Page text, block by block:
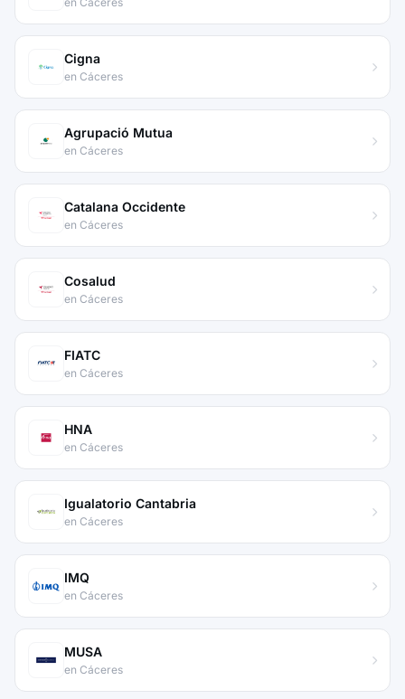
Cigna
en Cáceres
Agrupació Mutua
en Cáceres
Catalana Occidente
en Cáceres
Cosalud
en Cáceres
FIATC
en Cáceres
HNA
en Cáceres
Igualatorio Cantabria
en Cáceres
IMQ
en Cáceres
MUSA
en Cáceres